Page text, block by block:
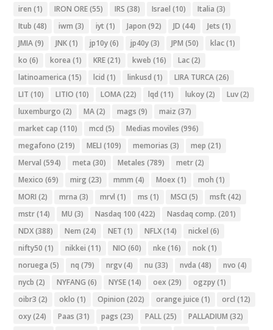
iren (1) IRON ORE(55) IRS (38) Israel (10) Italia (3)
Itub (48) iwm (3) iyt (1) Japon (92) JD (44) Jets (1)
JMIA(9) JNK(1) jp10y(6) jp40y(3) JPM (50) klac(1)
ko (6) korea (1) KRE(21) kweb (16) Lac(2)
latinoamerica (15) lcid (1) linkusd (1) LIRA TURCA(26)
LIT (10) LITIO (10) LOMA(22) lqd (11) lukoy(2) Luv(2)
luxemburgo (2) MA(2) mags (9) maiz (37)
market cap (110) mcd (5) Medias moviles (996)
megafono (219) MELI (109) memorias (3) mep (21)
Merval (594) meta (30) Metales (789) metr(2)
Mexico (69) mirg (23) mmm (4) Moex (1) moh (1)
MORI (2) mrna (3) mrvl (1) ms (1) MSCI (5) msft (42)
mstr(14) MU (3) Nasdaq 100 (422) Nasdaq comp. (201)
NDX(388) Nem (24) NET (1) NFLX(14) nickel (6)
nifty50 (1) nikkei (11) NIO (60) nke (16) nok(1)
noruega (5) nq (79) nrgv(4) nu (33) nvda (48) nvo (4)
nycb (2) NYFANG (6) NYSE(14) oex (29) ogzpy(1)
oibr3 (2) oklo (1) Opinion (202) orange juice (1) orcl (12)
oxy(24) Paas (31) pags (23) PALL(25) PALLADIUM (32)